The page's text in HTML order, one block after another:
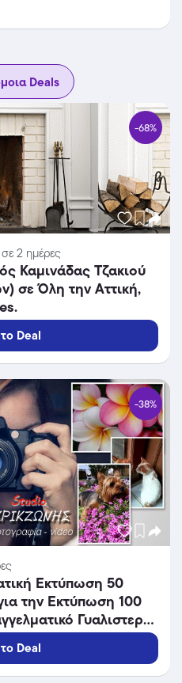
Deals
-68%
2 ημέρες
Καμινάδας Τζακιού
σε Όλη την Αττική,
Deal
-38%
Εκτύπωση 50
την Εκτύπωση 100
Γυαλιστερό
Studio Κρικζώνης στο
Deal